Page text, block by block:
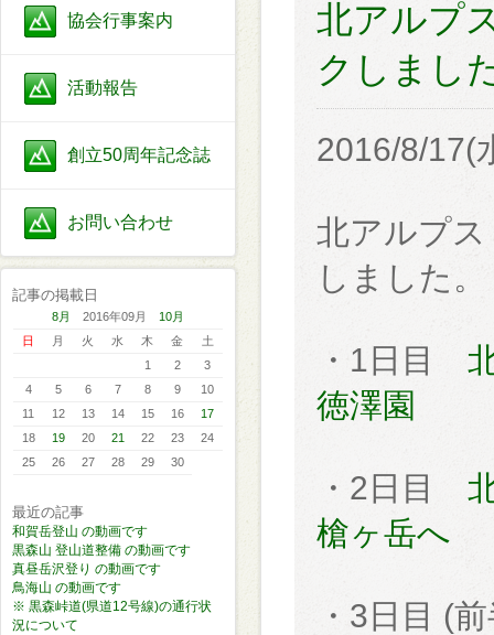
協会行事案内
活動報告
創立50周年記念誌
お問い合わせ
記事の掲載日
8月 2016年09月 10月
日
月 火 水 木 金
土
1
2
3
4
5 6 7 8 9
10
11
12 13 14 15 16
17
18
19 20 21 22 23
24
25
26 27 28 29 30
最近の記事
和賀岳登山 の動画です
黒森山 登山道整備 の動画です
真昼岳沢登り の動画です
鳥海山 の動画です
※ 黒森峠道(県道12号線)の通行状
況について
北アルプ
クしまし
2016/8/17(
北アルプ
しました。
・1日目
徳澤園
・2日目
槍ヶ岳へ
・3日目 (